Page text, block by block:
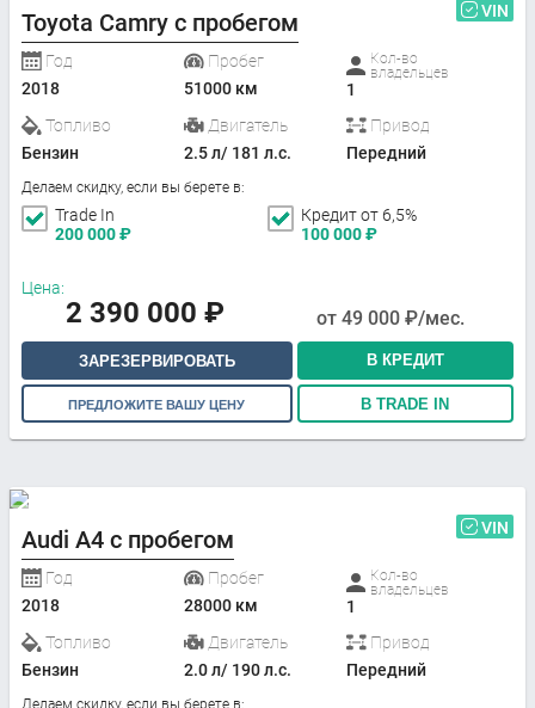
Toyota Camry с пробегом VIN
Год
2018
Пробег
51000 км
Кол-во
владельцев
1
Топливо
Бензин
Двигатель
2.5 л/ 181 л.с.
Привод
Передний
Делаем скидку, если вы берете в:
Trade In
200 000₽
Кредит от 6,5%
100 000₽
Цена:
2 390 000 ₽ от 49 000 ₽/мес.
ЗАРЕЗЕРВИРОВАТЬ В КРЕДИТ
ПРЕДЛОЖИТЕ ВАШУ ЦЕНУ В TRADE IN
Audi A4 с пробегом VIN
Год
2018
Пробег
28000 км
Кол-во
владельцев
1
Топливо
Бензин
Двигатель
2.0 л/ 190 л.с.
Привод
Передний